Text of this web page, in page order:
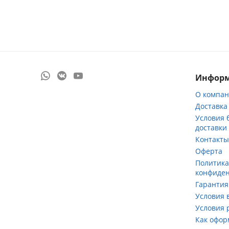
О
Условия
доставки
Контакты
Оферта
Политика
Условия
Условия
Как